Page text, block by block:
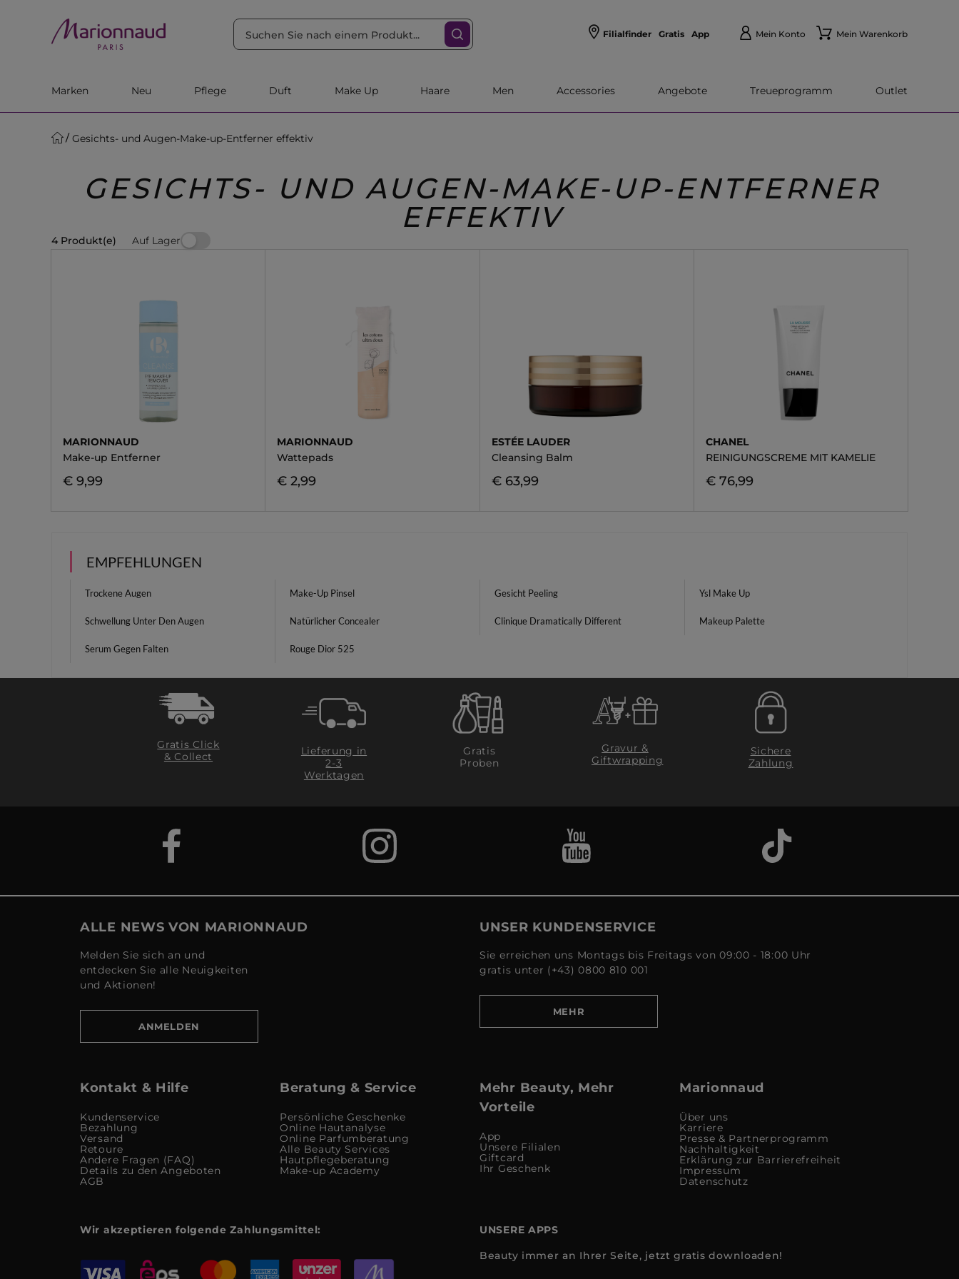
Filialfinder Gratis App Mein Konto Mein Warenkorb
Marken Neu Pflege Duft Make Up Haare Men Accessories Angebote Treueprogramm Outlet
Gesichts- und Augen-Make-up-Entferner effektiv
GESICHTS- UND AUGEN-MAKE-UP-ENTFERNER
EFFEKTIV
4 Produkt(e) Auf Lager
MARIONNAUD
Make-up Entferner
€ 9,99
MARIONNAUD
Wattepads
€ 2,99
ESTÉE LAUDER
Cleansing Balm
€ 63,99
CHANEL
REINIGUNGSCREME MIT KAMELIE
€ 76,99
EMPFEHLUNGEN
Trockene Augen Make-Up Pinsel Gesicht Peeling Ysl Make Up
Schwellung Unter Den Augen Natürlicher Concealer Clinique Dramatically Different Makeup Palette
Serum Gegen Falten Rouge Dior 525
Gratis Click
& Collect
Lieferung in
2-3
Werktagen
Gratis
Proben
Gravur &
Giftwrapping
Sichere
Zahlung
ALLE NEWS VON MARIONNAUD
Melden Sie sich an und
entdecken Sie alle Neuigkeiten
und Aktionen!
ANMELDEN
UNSER KUNDENSERVICE
Sie erreichen uns Montags bis Freitags von 09:00 - 18:00 Uhr
gratis unter (+43) 0800 810 001
MEHR
Kontakt & Hilfe
Kundenservice
Bezahlung
Versand
Retoure
Andere Fragen (FAQ)
Details zu den Angeboten
AGB
Beratung & Service
Persönliche Geschenke
Online Hautanalyse
Online Parfumberatung
Alle Beauty Services
Hautpflegeberatung
Make-up Academy
Mehr Beauty, Mehr
Vorteile
App
Unsere Filialen
Giftcard
Ihr Geschenk
Marionnaud
Über uns
Karriere
Presse & Partnerprogramm
Nachhaltigkeit
Erklärung zur Barrierefreiheit
Impressum
Datenschutz
Wir akzeptieren folgende Zahlungsmittel:
UNSERE APPS
Beauty immer an Ihrer Seite, jetzt gratis downloaden!